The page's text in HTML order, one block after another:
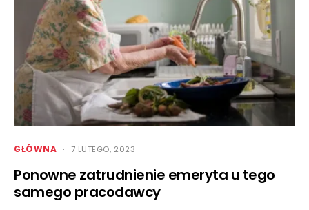
GŁÓWNA 7 LUTEGO, 2023
Ponowne zatrudnienie emeryta u tego
samego pracodawcy